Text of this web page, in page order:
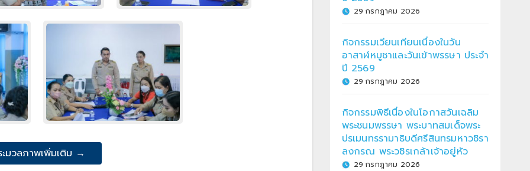
ะมวลภาพเพิ่มเติม →
29 กรกฎาคม 2026
กิจกรรมเวียนเทียนเนื่องในวัน
อาสาฬหบูชาและวันเข้าพรรษา ประจำ
ปี 2569
29 กรกฎาคม 2026
กิจกรรมพิธีเนื่องในโอกาสวันเฉลิม
พระชนมพรรษา พระบาทสมเด็จพระ
ปรเมนทรรามาธิบดีศรีสินทรมหาวชิรา
ลงกรณ พระวชิรเกล้าเจ้าอยู่หัว
29 กรกฎาคม 2026